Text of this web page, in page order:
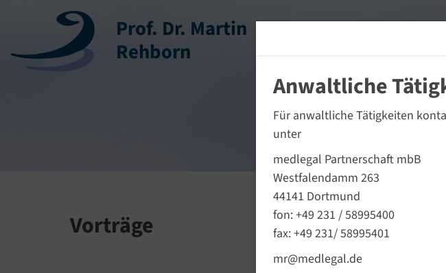
Prof. Dr. Martin
Rehborn
Vorträge
Anwaltliche
Für anwaltliche Tätigkeiten
unter
medlegal Partnerschaft mbB
Westfalendamm 263
44141 Dortmund
fon: +49 231 / 58995400
fax: +49 231/ 58995401
mr@medlegal.de